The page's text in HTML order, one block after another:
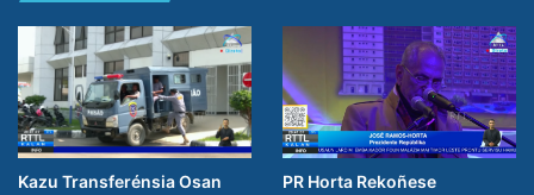
Kazu Transferénsia Osan
PR Horta Rekoñese